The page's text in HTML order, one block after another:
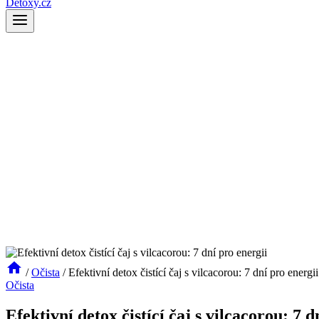
Detoxy.cz
/ Očista / Efektivní detox čistící čaj s vilcacorou: 7 dní pro energii
Očista